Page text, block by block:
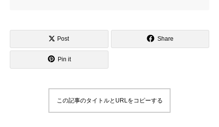
Post Share
Pin it
この記事のタイトルとURLをコピーする